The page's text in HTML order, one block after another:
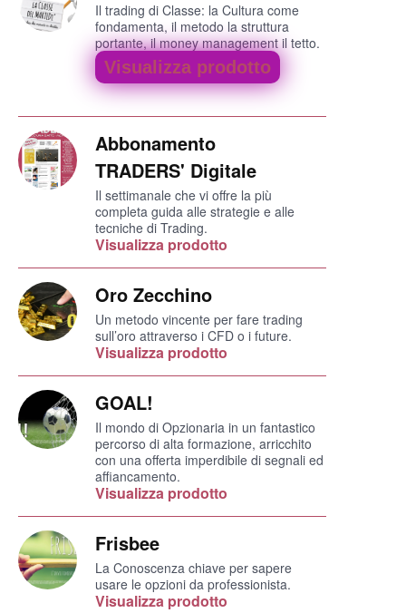
Il trading di Classe: la Cultura come
fondamenta, il metodo la struttura
portante, il money management il tetto.
Visualizza prodotto
Abbonamento
TRADERS' Digitale
Il settimanale che vi offre la più
completa guida alle strategie e alle
tecniche di Trading.
Visualizza prodotto
Oro Zecchino
Un metodo vincente per fare trading
sull’oro attraverso i CFD o i future.
Visualizza prodotto
GOAL!
Il mondo di Opzionaria in un fantastico
percorso di alta formazione, arricchito
con una offerta imperdibile di segnali ed
affiancamento.
Visualizza prodotto
Frisbee
La Conoscenza chiave per sapere
usare le opzioni da professionista.
Visualizza prodotto